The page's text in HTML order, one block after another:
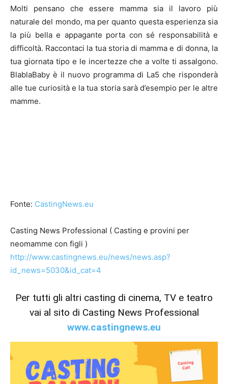
Molti pensano che essere mamma sia il lavoro più
naturale del mondo, ma per quanto questa esperienza sia
la più bella e appagante porta con sé responsabilità e
difficoltà. Raccontaci la tua storia di mamma e di donna, la
tua giornata tipo e le incertezze che a volte ti assalgono.
BlablaBaby è il nuovo programma di La5 che risponderà
alle tue curiosità e la tua storia sarà d’esempio per le altre
mamme.
Fonte: CastingNews.eu
Casting News Professional ( Casting e provini per
neomamme con figli )
http://www.castingnews.eu/news/news.asp?
id_news=5030&id_cat=4
Per tutti gli altri casting di cinema, TV e teatro
vai al sito di Casting News Professional
www.castingnews.eu